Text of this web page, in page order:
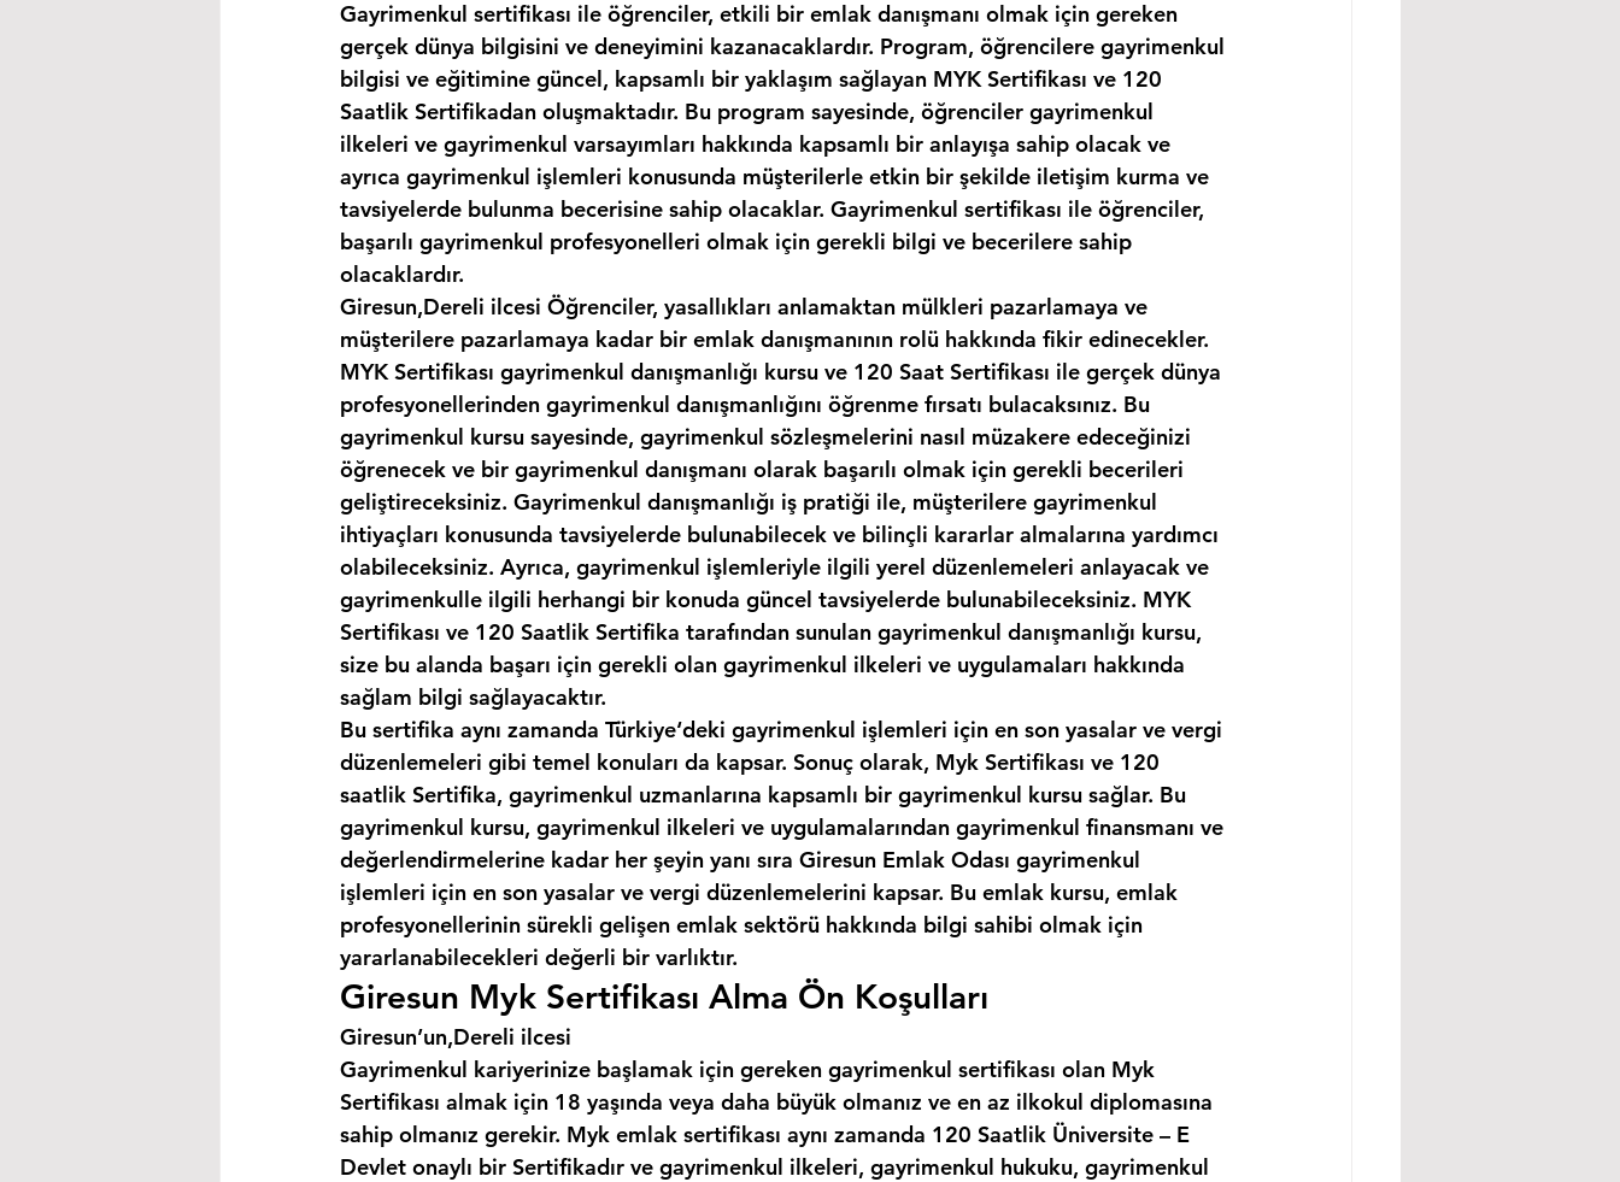
Gayrimenkul sertifikası ile öğrenciler, etkili bir emlak danışmanı olmak için gereken
gerçek dünya bilgisini ve deneyimini kazanacaklardır. Program, öğrencilere gayrimenkul
bilgisi ve eğitimine güncel, kapsamlı bir yaklaşım sağlayan MYK Sertifikası ve 120
Saatlik Sertifikadan oluşmaktadır. Bu program sayesinde, öğrenciler gayrimenkul
ilkeleri ve gayrimenkul varsayımları hakkında kapsamlı bir anlayışa sahip olacak ve
ayrıca gayrimenkul işlemleri konusunda müşterilerle etkin bir şekilde iletişim kurma ve
tavsiyelerde bulunma becerisine sahip olacaklar. Gayrimenkul sertifikası ile öğrenciler,
başarılı gayrimenkul profesyonelleri olmak için gerekli bilgi ve becerilere sahip
olacaklardır.
Giresun,Dereli ilcesi Öğrenciler, yasallıkları anlamaktan mülkleri pazarlamaya ve
müşterilere pazarlamaya kadar bir emlak danışmanının rolü hakkında fikir edinecekler.
MYK Sertifikası gayrimenkul danışmanlığı kursu ve 120 Saat Sertifikası ile gerçek dünya
profesyonellerinden gayrimenkul danışmanlığını öğrenme fırsatı bulacaksınız. Bu
gayrimenkul kursu sayesinde, gayrimenkul sözleşmelerini nasıl müzakere edeceğinizi
öğrenecek ve bir gayrimenkul danışmanı olarak başarılı olmak için gerekli becerileri
geliştireceksiniz. Gayrimenkul danışmanlığı iş pratiği ile, müşterilere gayrimenkul
ihtiyaçları konusunda tavsiyelerde bulunabilecek ve bilinçli kararlar almalarına yardımcı
olabileceksiniz. Ayrıca, gayrimenkul işlemleriyle ilgili yerel düzenlemeleri anlayacak ve
gayrimenkulle ilgili herhangi bir konuda güncel tavsiyelerde bulunabileceksiniz. MYK
Sertifikası ve 120 Saatlik Sertifika tarafından sunulan gayrimenkul danışmanlığı kursu,
size bu alanda başarı için gerekli olan gayrimenkul ilkeleri ve uygulamaları hakkında
sağlam bilgi sağlayacaktır.
Bu sertifika aynı zamanda Türkiye‘deki gayrimenkul işlemleri için en son yasalar ve vergi
düzenlemeleri gibi temel konuları da kapsar. Sonuç olarak, Myk Sertifikası ve 120
saatlik Sertifika, gayrimenkul uzmanlarına kapsamlı bir gayrimenkul kursu sağlar. Bu
gayrimenkul kursu, gayrimenkul ilkeleri ve uygulamalarından gayrimenkul finansmanı ve
değerlendirmelerine kadar her şeyin yanı sıra Giresun Emlak Odası gayrimenkul
işlemleri için en son yasalar ve vergi düzenlemelerini kapsar. Bu emlak kursu, emlak
profesyonellerinin sürekli gelişen emlak sektörü hakkında bilgi sahibi olmak için
yararlanabilecekleri değerli bir varlıktır.
Giresun Myk Sertifikası Alma Ön Koşulları
Giresun’un,Dereli ilcesi
Gayrimenkul kariyerinize başlamak için gereken gayrimenkul sertifikası olan Myk
Sertifikası almak için 18 yaşında veya daha büyük olmanız ve en az ilkokul diplomasına
sahip olmanız gerekir. Myk emlak sertifikası aynı zamanda 120 Saatlik Üniversite – E
Devlet onaylı bir Sertifikadır ve gayrimenkul ilkeleri, gayrimenkul hukuku, gayrimenkul